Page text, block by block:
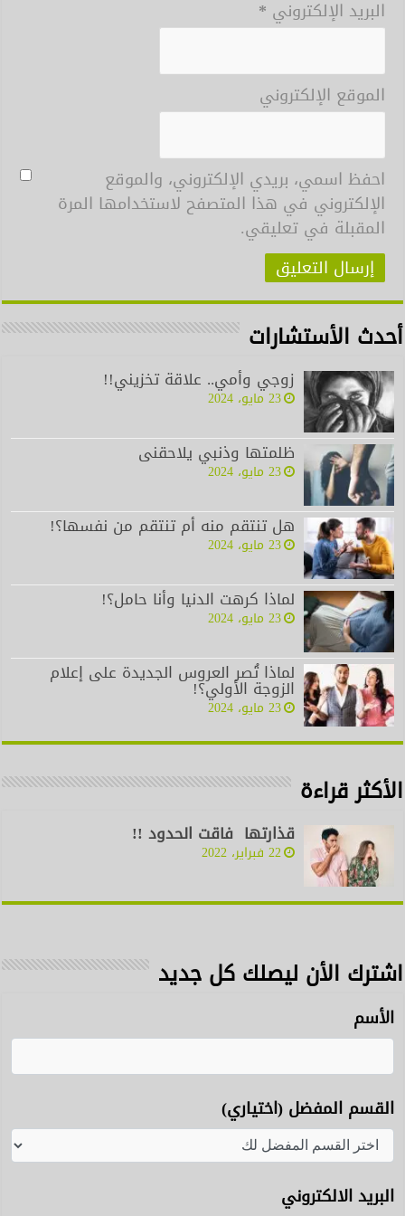
البريد الإلكتروني *
الموقع الإلكتروني
احفظ اسمي، بريدي الإلكتروني، والموقع
الإلكتروني في هذا المتصفح لاستخدامها المرة
المقبلة في تعليقي.
أحدث الأستشارات
زوجي وأمي.. علاقة تخزيني!!
23 مايو، 2024
ظلمتها وذنبي يلاحقنى
23 مايو، 2024
هل تنتقم منه أم تنتقم من نفسها؟!
23 مايو، 2024
لماذا كرهت الدنيا وأنا حامل؟!
23 مايو، 2024
لماذا تُصر العروس الجديدة على إعلام
الزوجة الأولي؟!
23 مايو، 2024
الأكثر قراءة
قذارتها فاقت الحدود !!
22 فبراير، 2022
اشترك الأن ليصلك كل جديد
الأسم
القسم المفضل (اختياري)
البريد الالكتروني